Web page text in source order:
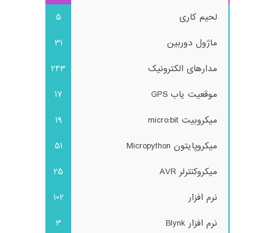
لحیم کاری
5
ماژول دوربین
31
مدارهای الکترونیک
243
موقعیت یاب GPS
17
میکروبیت micro:bit
19
میکروپایتون Micropython
51
میکروکنترلر AVR
25
نرم افزار
102
نرم افزار Blynk
3